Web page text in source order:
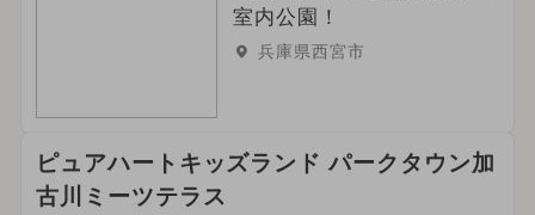
室内公園！
兵庫県西宮市
ピュアハートキッズランド パークタウン加
古川ミーツテラス